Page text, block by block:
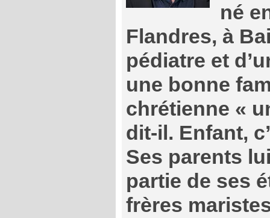
né
Flandres, à
pédiatre et
une bonne
chrétienne «
dit-il. Enfant,
Ses parents
partie de ses
frères